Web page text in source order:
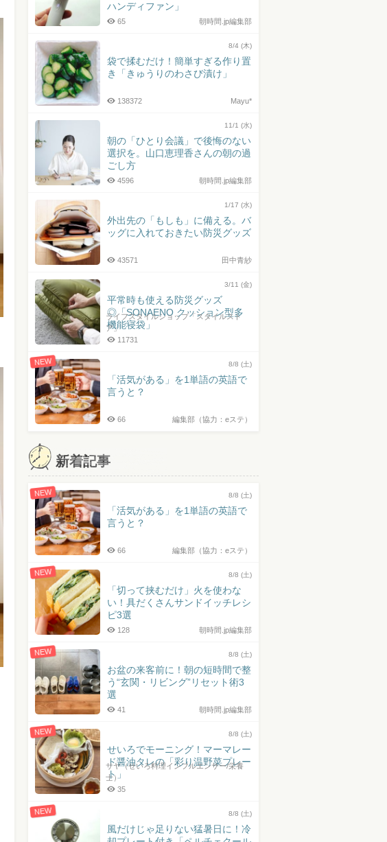
ハンディファン」
朝時間.jp編集部
65
8/4 (木)
袋で揉むだけ！簡単すぎる作り置
き「きゅうりのわさび漬け」
Mayu*
138372
11/1 (水)
朝の「ひとり会議」で後悔のない
選択を。山口恵理香さんの朝の過
ごし方
朝時間.jp編集部
4596
1/17 (水)
外出先の「もしも」に備える。バ
ッグに入れておきたい防災グッズ
田中青紗
43571
3/11 (金)
平常時も使える防災グッズ
◎「SONAENO クッション型多
機能寝袋」
ライフスタイルショップ「スタイルスト
ア」
11731
NEW 8/8 (土)
「活気がある」を1単語の英語で
言うと？
編集部（協力：eステ）
66
新着記事
NEW 8/8 (土)
「活気がある」を1単語の英語で
言うと？
編集部（協力：eステ）
66
NEW 8/8 (土)
「切って挟むだけ」火を使わな
い！具だくさんサンドイッチレシ
ピ3選
朝時間.jp編集部
128
NEW 8/8 (土)
お盆の来客前に！朝の短時間で整
う“玄関・リビング”リセット術3
選
朝時間.jp編集部
41
NEW 8/8 (土)
せいろでモーニング！マーマレー
ド醤油タレの「彩り温野菜プレー
ト」
サヤ（せいろ料理インフルエンサー/栄養
士）
35
NEW 8/8 (土)
風だけじゃ足りない猛暑日に！冷